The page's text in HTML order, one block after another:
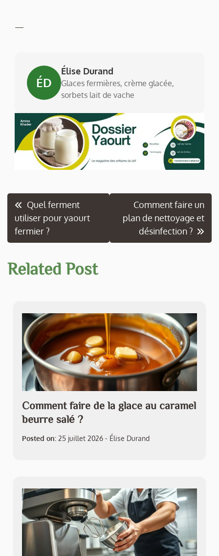
—
ÉD
Élise Durand
Glaces fermières, crème glacée,
sorbets lait de vache
Navigation
de
l’article
Quel ferment
utiliser pour yaourt
fermier ?
Comment faire un
plan de nettoyage et
désinfection ?
Related Post
Comment faire de la glace au caramel
beurre salé ?
Posted on: 25 juillet 2026 - Élise Durand